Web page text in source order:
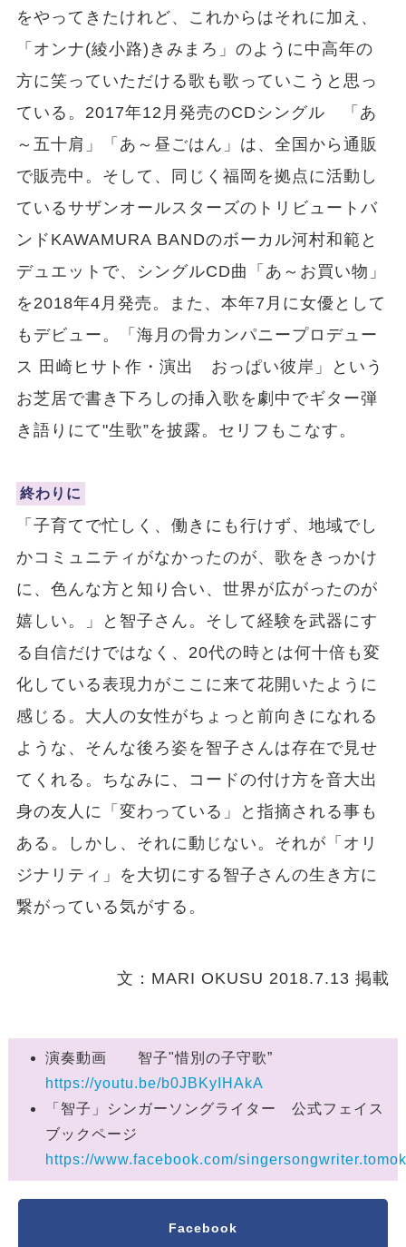
をやってきたけれど、これからはそれに加え、
「オンナ(綾小路)きみまろ」のように中高年の
方に笑っていただける歌も歌っていこうと思っ
ている。2017年12月発売のCDシングル 「あ
～五十肩」「あ～昼ごはん」は、全国から通販
で販売中。そして、同じく福岡を拠点に活動し
ているサザンオールスターズのトリビュートバ
ンドKAWAMURA BANDのボーカル河村和範と
デュエットで、シングルCD曲「あ～お買い物」
を2018年4月発売。また、本年7月に女優として
もデビュー。「海月の骨カンパニープロデュー
ス 田崎ヒサト作・演出 おっぱい彼岸」という
お芝居で書き下ろしの挿入歌を劇中でギター弾
き語りにて"生歌”を披露。セリフもこなす。
終わりに
「子育てで忙しく、働きにも行けず、地域でし
かコミュニティがなかったのが、歌をきっかけ
に、色んな方と知り合い、世界が広がったのが
嬉しい。」と智子さん。そして経験を武器にす
る自信だけではなく、20代の時とは何十倍も変
化している表現力がここに来て花開いたように
感じる。大人の女性がちょっと前向きになれる
ような、そんな後ろ姿を智子さんは存在で見せ
てくれる。ちなみに、コードの付け方を音大出
身の友人に「変わっている」と指摘される事も
ある。しかし、それに動じない。それが「オリ
ジナリティ」を大切にする智子さんの生き方に
繋がっている気がする。
文：MARI OKUSU 2018.7.13 掲載
演奏動画 智子"惜別の子守歌”
https://youtu.be/b0JBKyIHAkA
「智子」シンガーソングライター 公式フェイス
ブックページ
https://www.facebook.com/
Facebook